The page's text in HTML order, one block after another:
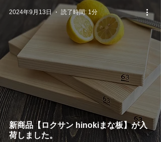
新商品【ロクサン hinokiまな板】が入
荷しました。
2024年9月13日 読了時間: 1分